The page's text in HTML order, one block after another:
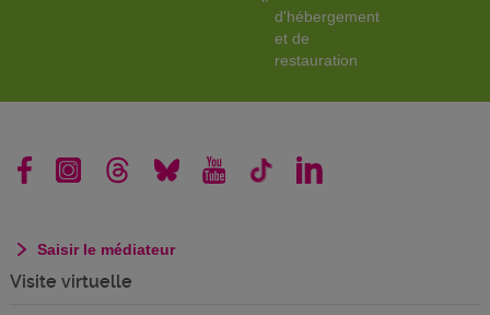
d'hébergement
et de
restauration
Saisir le médiateur
Visite virtuelle